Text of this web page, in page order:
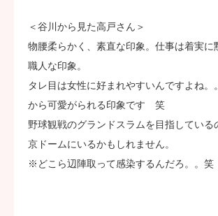
＜谷川から見た高戸さん＞
物腰柔らかく、素直な印象。仕事は着実に
職人な印象。
タレ目は女性に好まれやすいんですよね。
から可愛がられる印象です 笑
野球観戦のグランドスラムを目指している
京ドームにいるかもしれません。
※どこら辺陣取って感染するんだろ。。笑